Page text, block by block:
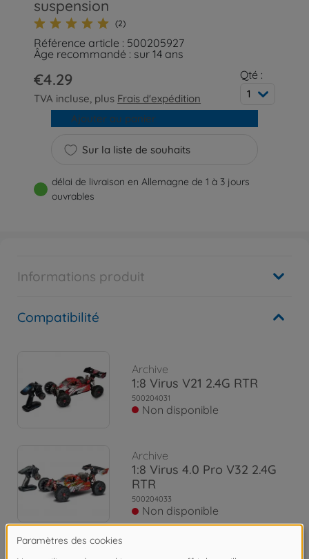
suspension
(2)
Référence article : 500205927
Âge recommandé : sur 14 ans
€4.29
TVA incluse, plus Frais d'expédition
Qté :
1
Sur la liste de souhaits
Ajouter au panier
délai de livraison en Allemagne de 1 à 3 jours
ouvrables
Informations produit
Compatibilité
Archive
1:8 Virus V21 2.4G RTR
500204031
Non disponible
Archive
1:8 Virus 4.0 Pro V32 2.4G
RTR
500204033
Non disponible